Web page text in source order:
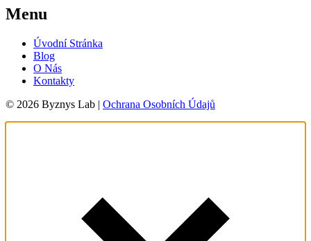
Menu
Úvodní Stránka
Blog
O Nás
Kontakty
© 2026 Byznys Lab | Ochrana Osobních Údajů